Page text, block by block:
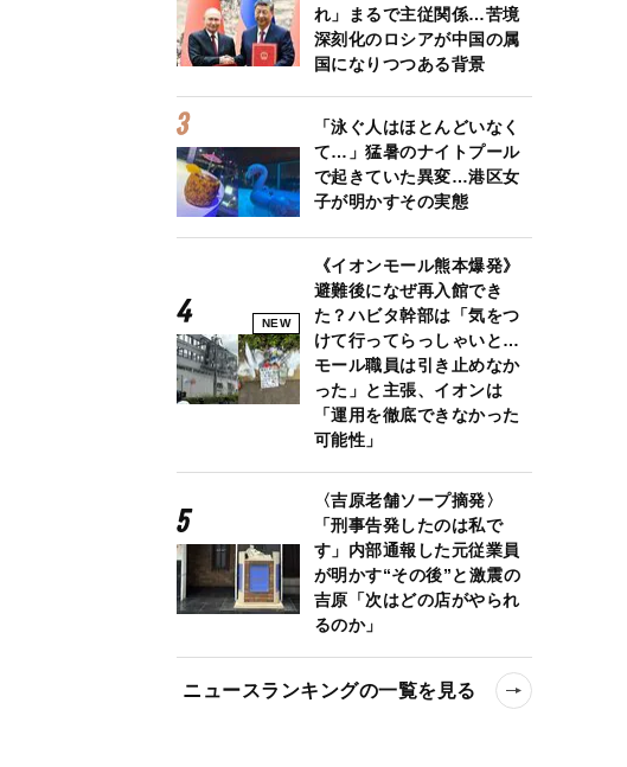
れ」まるで主従関係…苦境
深刻化のロシアが中国の属
国になりつつある背景
「泳ぐ人はほとんどいなく
て…」猛暑のナイトプール
で起きていた異変…港区女
子が明かすその実態
NEW
《イオンモール熊本爆発》
避難後になぜ再入館でき
た？ハビタ幹部は「気をつ
けて行ってらっしゃいと…
モール職員は引き止めなか
った」と主張、イオンは
「運用を徹底できなかった
可能性」
〈吉原老舗ソープ摘発〉
「刑事告発したのは私で
す」内部通報した元従業員
が明かす“その後”と激震の
吉原「次はどの店がやられ
るのか」
ニュースランキングの一覧を見る